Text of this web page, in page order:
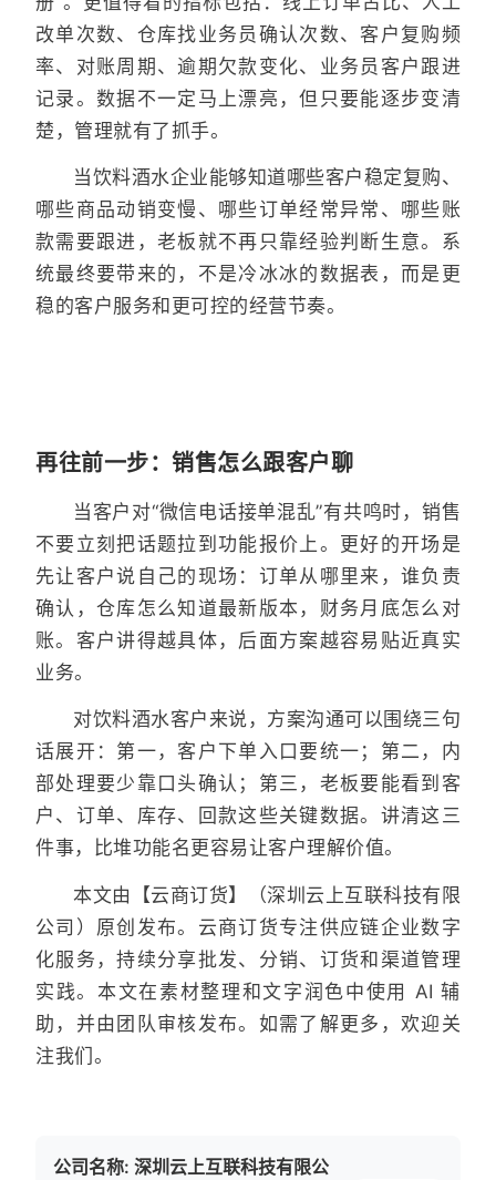
改单次数、仓库找业务员确认次数、客户复购频
率、对账周期、逾期欠款变化、业务员客户跟进
记录。数据不一定马上漂亮，但只要能逐步变清
楚，管理就有了抓手。
当饮料酒水企业能够知道哪些客户稳定复购、
哪些商品动销变慢、哪些订单经常异常、哪些账
款需要跟进，老板就不再只靠经验判断生意。系
统最终要带来的，不是冷冰冰的数据表，而是更
稳的客户服务和更可控的经营节奏。
再往前一步：销售怎么跟客户聊
当客户对“微信电话接单混乱”有共鸣时，销售
不要立刻把话题拉到功能报价上。更好的开场是
先让客户说自己的现场：订单从哪里来，谁负责
确认，仓库怎么知道最新版本，财务月底怎么对
账。客户讲得越具体，后面方案越容易贴近真实
业务。
对饮料酒水客户来说，方案沟通可以围绕三句
话展开：第一，客户下单入口要统一；第二，内
部处理要少靠口头确认；第三，老板要能看到客
户、订单、库存、回款这些关键数据。讲清这三
件事，比堆功能名更容易让客户理解价值。
本文由【云商订货】（深圳云上互联科技有限
公司）原创发布。云商订货专注供应链企业数字
化服务，持续分享批发、分销、订货和渠道管理
实践。本文在素材整理和文字润色中使用 AI 辅
助，并由团队审核发布。如需了解更多，欢迎关
注我们。
公司名称: 深圳云上互联科技有限公